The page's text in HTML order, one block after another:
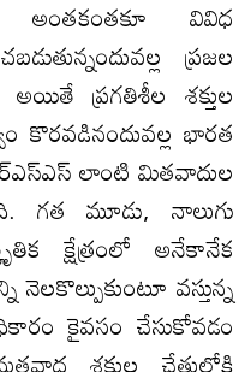
అంతకంతకూ వివిధ
ప్రజల
అయితే ప్రగతిశీల శక్తుల
కొరవడినందువల్ల భారత
లాంటి మితవాదుల
గత మూడు, నాలుగు
క్షేత్రంలో అనేకానేక
వస్తున్న
కైవసం చేసుకోవడం